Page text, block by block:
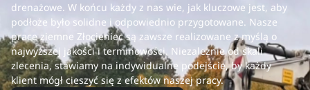
drenażowe. W końcu każdy z nas wie, jak kluczowe jest, aby
podłoże było solidne i odpowiednio przygotowane. Nasze
prace ziemne Złocieniec są zawsze realizowane z myślą o
najwyższej jakości i terminowości. Niezależnie od skali
zlecenia, stawiamy na indywidualne podejście, by każdy
klient mógł cieszyć się z efektów naszej pracy.